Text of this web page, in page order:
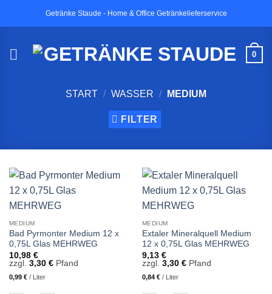
Getränke Staude - Home & Office Getränkelieferservice
0
START / WASSER / MEDIUM
FILTER
MEDIUM
Bad Pyrmonter Medium 12 x
0,75L Glas MEHRWEG
10,98 €
zzgl. 3,30 €Pfand
0,99 €/ Liter
MEDIUM
Extaler Mineralquell Medium
12 x 0,75L Glas MEHRWEG
9,13 €
zzgl. 3,30 €Pfand
0,84 €/ Liter